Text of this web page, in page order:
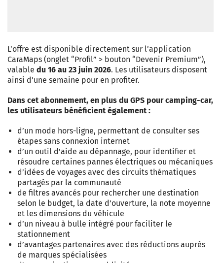
L’offre est disponible directement sur l’application
CaraMaps (onglet “Profil” > bouton “Devenir Premium”),
valable du 16 au 23 juin 2026. Les utilisateurs disposent
ainsi d’une semaine pour en profiter.
Dans cet abonnement, en plus du GPS pour camping-car,
les utilisateurs bénéficient également :
d’un mode hors-ligne, permettant de consulter ses
étapes sans connexion internet
d’un outil d’aide au dépannage, pour identifier et
résoudre certaines pannes électriques ou mécaniques
d’idées de voyages avec des circuits thématiques
partagés par la communauté
de filtres avancés pour rechercher une destination
selon le budget, la date d’ouverture, la note moyenne
et les dimensions du véhicule
d’un niveau à bulle intégré pour faciliter le
stationnement
d’avantages partenaires avec des réductions auprès
de marques spécialisées